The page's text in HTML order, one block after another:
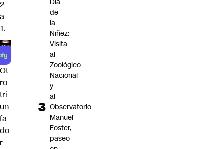
2
a
1.
Ot
ro
tri
un
fa
do
r
Día
de
la
Niñez:
Visita
al
Zoológico
Nacional
y
al
Observatorio
Manuel
Foster,
paseo